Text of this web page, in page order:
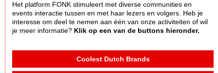
Het platform FONK stimuleert met diverse communities en
events interactie tussen en met haar lezers en volgers. Heb je
interesse om deel te nemen aan één van onze activiteiten of wil
je meer informatie? Klik op een van de buttons hieronder.
Coolest Dutch Brands